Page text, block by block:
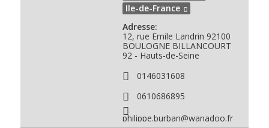
Ile-de-France
Adresse:
12, rue Emile Landrin 92100
BOULOGNE BILLANCOURT
92 - Hauts-de-Seine
0146031608
0610686895
philippe.burban@wanadoo.fr